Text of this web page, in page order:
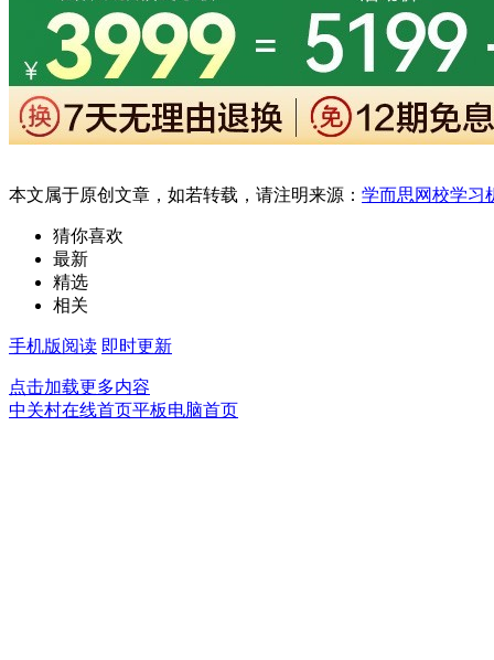
本文属于原创文章，如若转载，请注明来源： 学而思网校学习
猜你喜欢
最新
精选
相关
手机版阅读 即时更新
点击加载更多内容
中关村在线首页平板电脑首页